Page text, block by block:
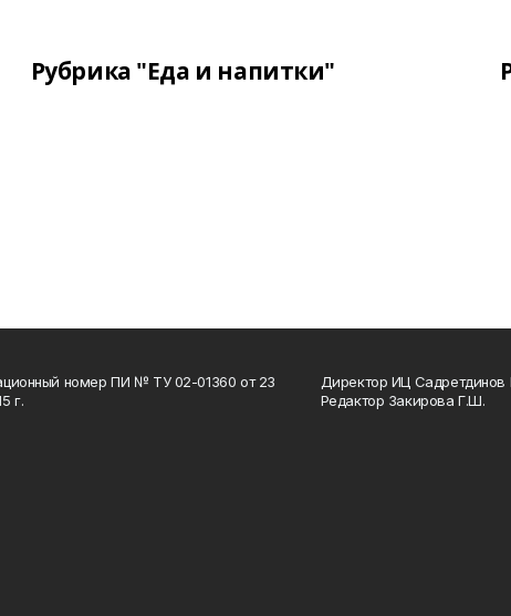
Рубрика "Еда и напитки"
номер ПИ № ТУ 02-01360 от 23
г.
Директор ИЦ Садретдинов
Редактор Закирова Г.Ш.